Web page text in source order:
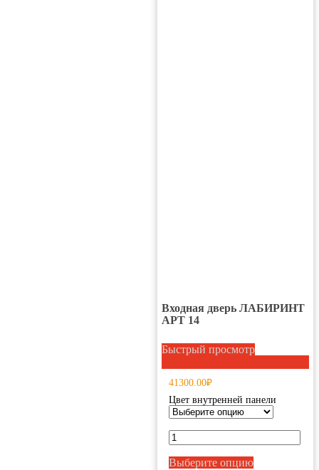
Входная дверь ЛАБИРИНТ
АРТ 14
товар
вариаций.
Опции
можно
выбрать
на
странице
товара.
Быстрый просмотр
41300.00₽
Цвет внутренней панели
Выберите опцию